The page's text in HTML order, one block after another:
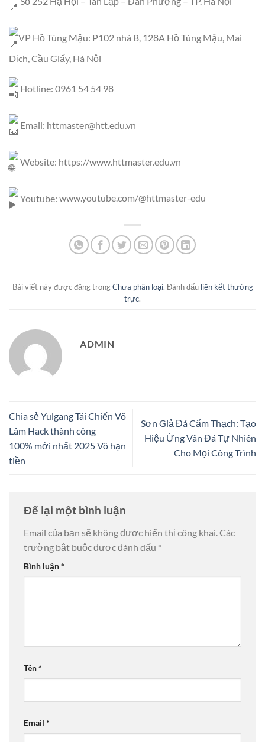
VP Hồ Tùng Mậu: P102 nhà B, 128A Hồ Tùng Mậu, Mai
Dịch, Cầu Giấy, Hà Nội
Hotline: 0961 54 54 98
Email: httmaster@htt.edu.vn
Website: https://www.httmaster.edu.vn
Youtube: www.youtube.com/@httmaster-edu
Bài viết này được đăng trongChưa phân loại. Đánh dấu liên kết thường
trực.
ADMIN
Chia sẻ ​Yulgang Tái Chiến Võ
Lâm Hack thành công
100% mới nhất 2025 Vô hạn
tiền
Sơn Giả Đá Cẩm Thạch: Tạo
Hiệu Ứng Vân Đá Tự Nhiên
Cho Mọi Công Trình
Để lại một bình luận
Email của bạn sẽ không được hiển thị công khai. Các
trường bắt buộc được đánh dấu *
Bình luận*
Tên*
Email *